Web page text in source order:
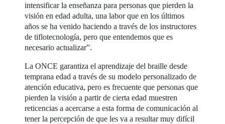
intensificar la enseñanza para personas que pierden la
visión en edad adulta, una labor que en los últimos
años se ha venido haciendo a través de los instructores
de tiflotecnología, pero que entendemos que es
necesario actualizar”.
La ONCE garantiza el aprendizaje del braille desde
temprana edad a través de su modelo personalizado de
atención educativa, pero es frecuente que personas que
pierden la visión a partir de cierta edad muestren
reticencias a acercarse a esta forma de comunicación al
tener la percepción de que les va a resultar muy difícil